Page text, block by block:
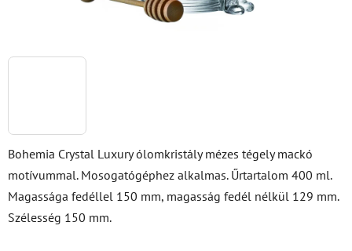
Bohemia Crystal Luxury ólomkristály mézes tégely mackó
motívummal. Mosogatógéphez alkalmas. Űrtartalom 400 ml.
Magassága fedéllel 150 mm, magasság fedél nélkül 129 mm.
Szélesség 150 mm.